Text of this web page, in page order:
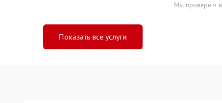
Мы проверим
Показать все услуги